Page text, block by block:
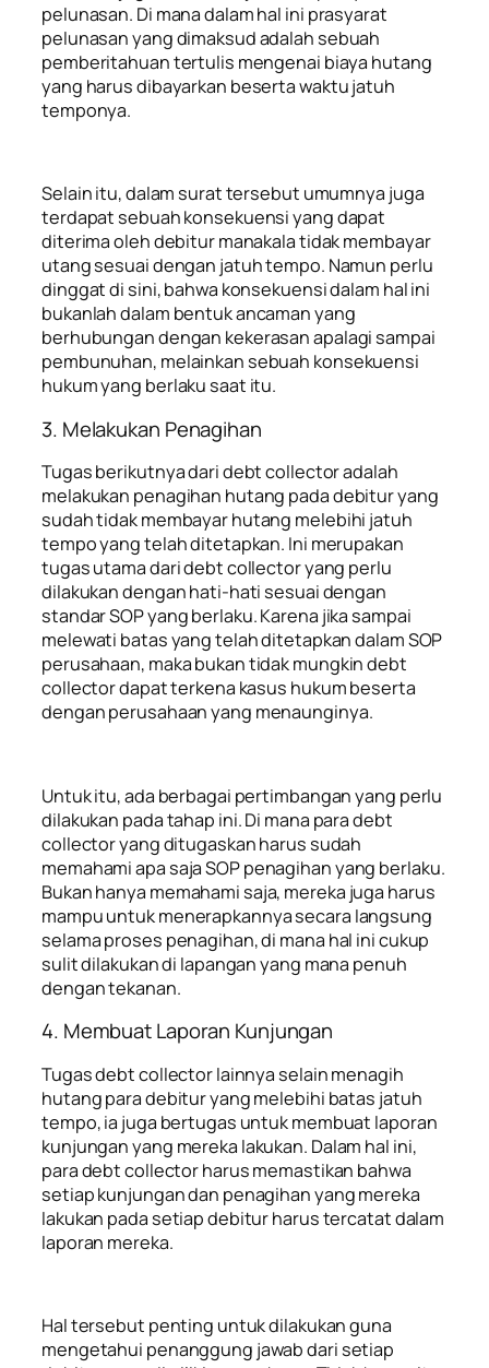
pelunasan. Di mana dalam hal ini prasyarat
pelunasan yang dimaksud adalah sebuah
pemberitahuan tertulis mengenai biaya hutang
yang harus dibayarkan beserta waktu jatuh
temponya.
Selain itu, dalam surat tersebut umumnya juga
terdapat sebuah konsekuensi yang dapat
diterima oleh debitur manakala tidak membayar
utang sesuai dengan jatuh tempo. Namun perlu
dinggat di sini, bahwa konsekuensi dalam hal ini
bukanlah dalam bentuk ancaman yang
berhubungan dengan kekerasan apalagi sampai
pembunuhan, melainkan sebuah konsekuensi
hukum yang berlaku saat itu.
3. Melakukan Penagihan
Tugas berikutnya dari debt collector adalah
melakukan penagihan hutang pada debitur yang
sudah tidak membayar hutang melebihi jatuh
tempo yang telah ditetapkan. Ini merupakan
tugas utama dari debt collector yang perlu
dilakukan dengan hati-hati sesuai dengan
standar SOP yang berlaku. Karena jika sampai
melewati batas yang telah ditetapkan dalam SOP
perusahaan, maka bukan tidak mungkin debt
collector dapat terkena kasus hukum beserta
dengan perusahaan yang menaunginya.
Untuk itu, ada berbagai pertimbangan yang perlu
dilakukan pada tahap ini. Di mana para debt
collector yang ditugaskan harus sudah
memahami apa saja SOP penagihan yang berlaku.
Bukan hanya memahami saja, mereka juga harus
mampu untuk menerapkannya secara langsung
selama proses penagihan, di mana hal ini cukup
sulit dilakukan di lapangan yang mana penuh
dengan tekanan.
4. Membuat Laporan Kunjungan
Tugas debt collector lainnya selain menagih
hutang para debitur yang melebihi batas jatuh
tempo, ia juga bertugas untuk membuat laporan
kunjungan yang mereka lakukan. Dalam hal ini,
para debt collector harus memastikan bahwa
setiap kunjungan dan penagihan yang mereka
lakukan pada setiap debitur harus tercatat dalam
laporan mereka.
Hal tersebut penting untuk dilakukan guna
mengetahui penanggung jawab dari setiap